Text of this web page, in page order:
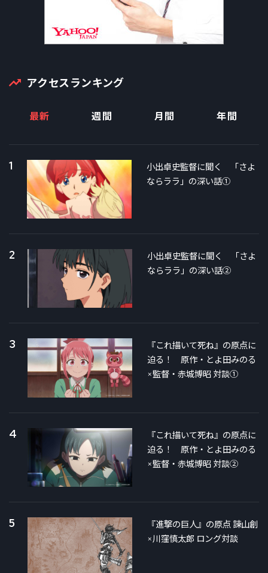
アクセスランキング
最新 週間 月間 年間
1
小出卓史監督に聞く 「さよ
ならララ」の深い話①
2
小出卓史監督に聞く 「さよ
ならララ」の深い話②
3
『これ描いて死ね』の原点に
迫る！ 原作・とよ田みのる
×監督・赤城博昭 対談①
4
『これ描いて死ね』の原点に
迫る！ 原作・とよ田みのる
×監督・赤城博昭 対談②
5
『進撃の巨人』の原点 諫山創
×川窪慎太郎 ロング対談